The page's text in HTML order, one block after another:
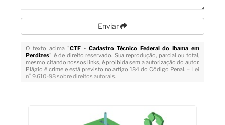
Enviar
O texto acima "CTF - Cadastro Técnico Federal do Ibama em
Perdizes" é de direito reservado. Sua reprodução, parcial ou total,
mesmo citando nossos links, é proibida sem a autorização do autor.
Plágio é crime e está previsto no artigo 184 do Código Penal. – Lei
n° 9.610-98 sobre direitos autorais.